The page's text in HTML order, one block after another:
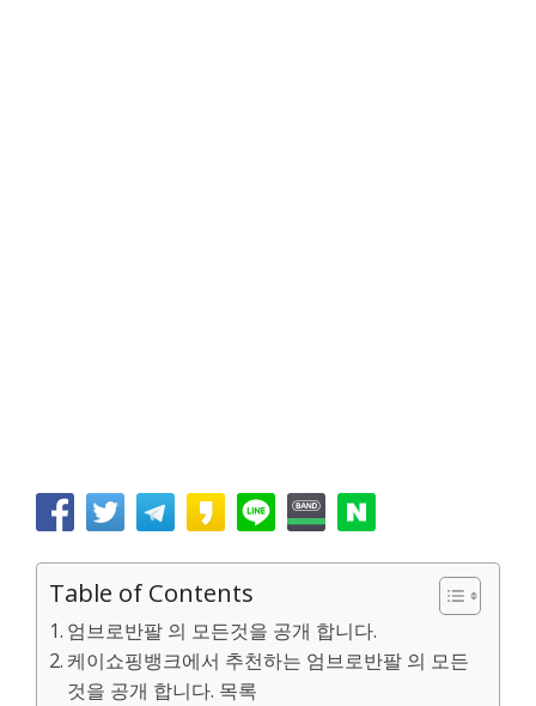
Table of Contents
엄브로반팔 의 모든것을 공개 합니다.
케이쇼핑뱅크에서 추천하는 엄브로반팔 의 모든
것을 공개 합니다. 목록